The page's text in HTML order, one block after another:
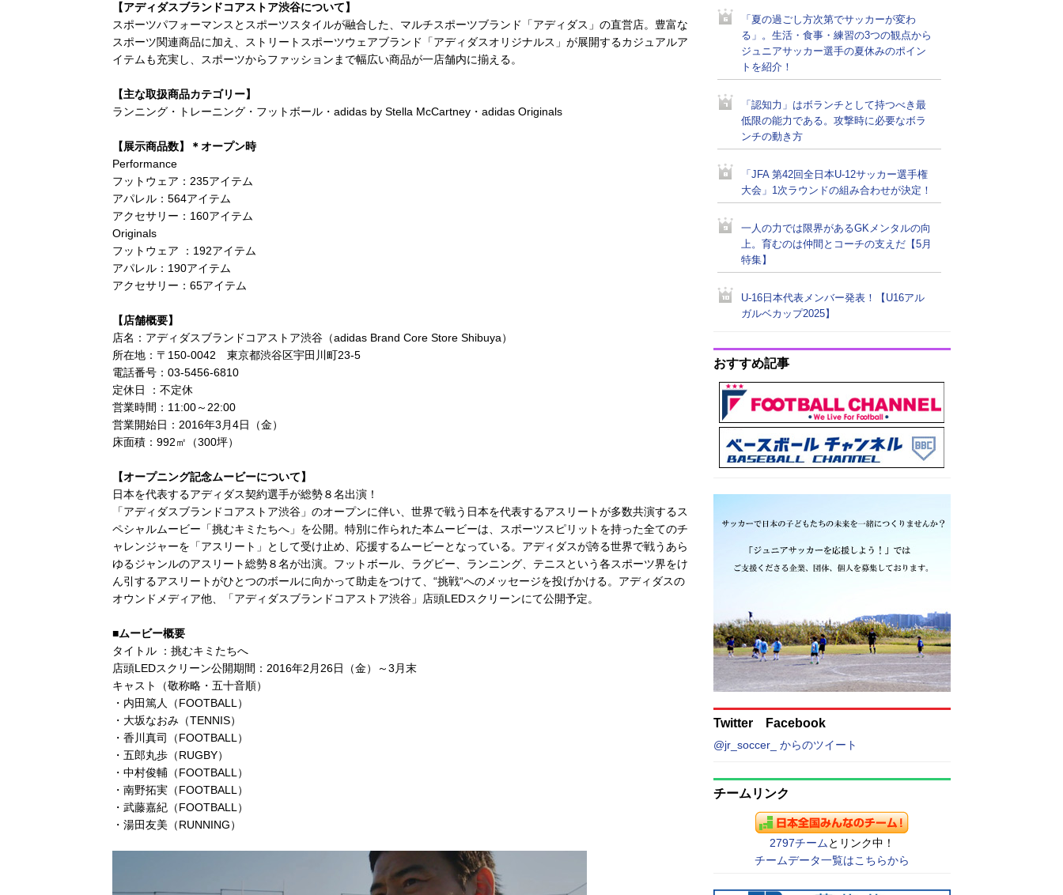
【アディダスブランドコアストア渋谷について】
スポーツパフォーマンスとスポーツスタイルが融合した、マルチスポーツブランド「アディダス」の直営店。豊富な
スポーツ関連商品に加え、ストリートスポーツウェアブランド「アディダスオリジナルス」が展開するカジュアルア
イテムも充実し、スポーツからファッションまで幅広い商品が一店舗内に揃える。
【主な取扱商品カテゴリー】
ランニング・トレーニング・フットボール・adidas by Stella McCartney・adidas Originals
【展示商品数】＊オープン時
Performance
フットウェア：235アイテム
アパレル：564アイテム
アクセサリー：160アイテム
Originals
フットウェア ：192アイテム
アパレル：190アイテム
アクセサリー：65アイテム
【店舗概要】
店名：アディダスブランドコアストア渋谷（adidas Brand Core Store Shibuya）
所在地：〒150-0042 東京都渋谷区宇田川町23-5
電話番号：03-5456-6810
定休日 ：不定休
営業時間：11:00～22:00
営業開始日：2016年3月4日（金）
床面積：992㎡（300坪）
【オープニング記念ムービーについて】
日本を代表するアディダス契約選手が総勢８名出演！
「アディダスブランドコアストア渋谷」のオープンに伴い、世界で戦う日本を代表するアスリートが多数共演するス
ペシャルムービー「挑むキミたちへ」を公開。特別に作られた本ムービーは、スポーツスピリットを持った全てのチ
ャレンジャーを「アスリート」として受け止め、応援するムービーとなっている。アディダスが誇る世界で戦うあら
ゆるジャンルのアスリート総勢８名が出演。フットボール、ラグビー、ランニング、テニスという各スポーツ界をけ
ん引するアスリートがひとつのボールに向かって助走をつけて、“挑戦“へのメッセージを投げかける。アディダスの
オウンドメディア他、「アディダスブランドコアストア渋谷」店頭LEDスクリーンにて公開予定。
■ムービー概要
タイトル ：挑むキミたちへ
店頭LEDスクリーン公開期間：2016年2月26日（金）～3月末
キャスト（敬称略・五十音順）
・内田篤人（FOOTBALL）
・大坂なおみ（TENNIS）
・香川真司（FOOTBALL）
・五郎丸歩（RUGBY）
・中村俊輔（FOOTBALL）
・南野拓実（FOOTBALL）
・武藤嘉紀（FOOTBALL）
・湯田友美（RUNNING）
「夏の過ごし方次第でサッカーが変わ
る」。生活・食事・練習の3つの観点から
ジュニアサッカー選手の夏休みのポイン
トを紹介！
「認知力」はボランチとして持つべき最
低限の能力である。攻撃時に必要なボラ
ンチの動き方
「JFA 第42回全日本U-12サッカー選手権
大会」1次ラウンドの組み合わせが決定！
一人の力では限界があるGKメンタルの向
上。育むのは仲間とコーチの支えだ【5月
特集】
U-16日本代表メンバー発表！【U16アル
ガルベカップ2025】
おすすめ記事
Twitter Facebook
@jr_soccer_ からのツイート
チームリンク
2797チーム とリンク中！
チームデータ一覧はこちらから